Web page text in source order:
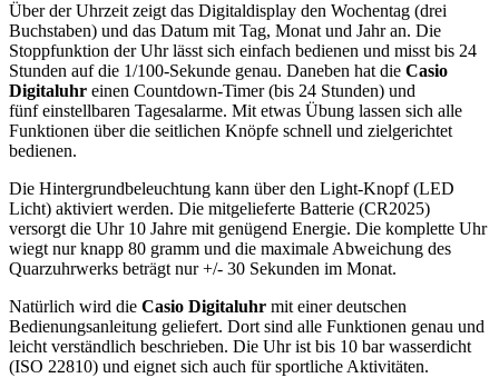
Über der Uhrzeit zeigt das Digitaldisplay den Wochentag (drei
Buchstaben) und das Datum mit Tag, Monat und Jahr an. Die
Stoppfunktion der Uhr lässt sich einfach bedienen und misst bis 24
Stunden auf die 1/100-Sekunde genau. Daneben hat die Casio
Digitaluhr einen Countdown-Timer (bis 24 Stunden) und
fünf einstellbaren Tagesalarme. Mit etwas Übung lassen sich alle
Funktionen über die seitlichen Knöpfe schnell und zielgerichtet
bedienen.
Die Hintergrundbeleuchtung kann über den Light-Knopf (LED
Licht) aktiviert werden. Die mitgelieferte Batterie (CR2025)
versorgt die Uhr 10 Jahre mit genügend Energie. Die komplette Uhr
wiegt nur knapp 80 gramm und die maximale Abweichung des
Quarzuhrwerks beträgt nur +/- 30 Sekunden im Monat.
Natürlich wird die Casio Digitaluhr mit einer deutschen
Bedienungsanleitung geliefert. Dort sind alle Funktionen genau und
leicht verständlich beschrieben. Die Uhr ist bis 10 bar wasserdicht
(ISO 22810) und eignet sich auch für sportliche Aktivitäten.